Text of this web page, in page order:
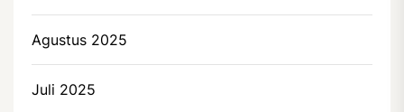
Agustus 2025
Juli 2025